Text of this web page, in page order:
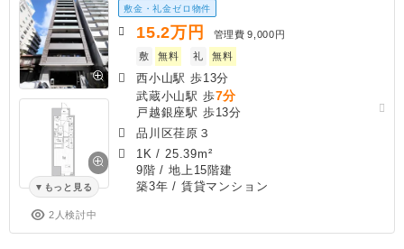
もっと見る
2人検討中
敷金・礼金ゼロ物件
15.2万円 管理費 9,000円
敷
無料 礼 無料
西小山駅 歩13分
武蔵小山駅 歩7分
戸越銀座駅 歩13分
品川区荏原３
1K / 25.39m²
9階 / 地上15階建
築3年 / 賃貸マンション